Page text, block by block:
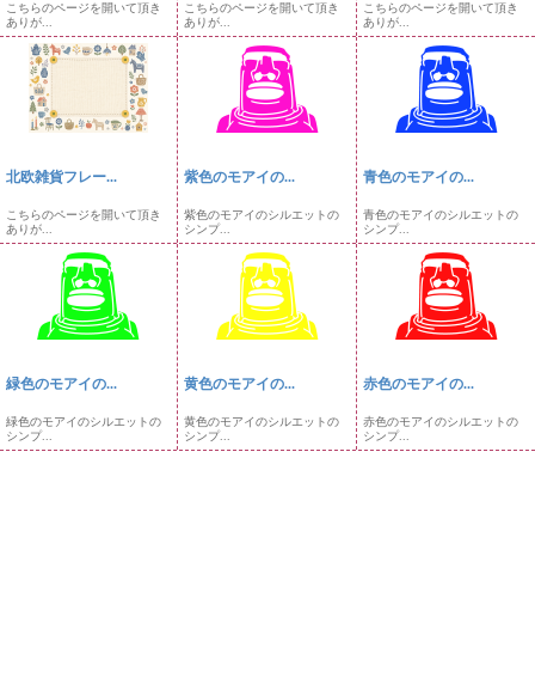
こちらのページを開いて頂き
ありが...
こちらのページを開いて頂き
ありが...
こちらのページを開いて頂き
ありが...
北欧雑貨フレー...
こちらのページを開いて頂き
ありが...
紫色のモアイの...
紫色のモアイのシルエットの
シンプ...
青色のモアイの...
青色のモアイのシルエットの
シンプ...
緑色のモアイの...
緑色のモアイのシルエットの
シンプ...
黄色のモアイの...
黄色のモアイのシルエットの
シンプ...
赤色のモアイの...
赤色のモアイのシルエットの
シンプ...